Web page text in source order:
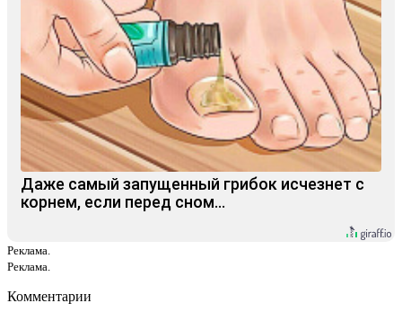
Даже самый запущенный грибок исчезнет с
корнем, если перед сном…
Реклама.
Реклама.
Комментарии